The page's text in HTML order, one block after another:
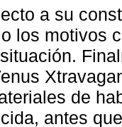
a su
los motivos
de
antes